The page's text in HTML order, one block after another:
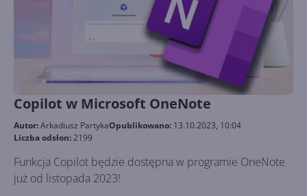
Copilot w Microsoft OneNote
Autor:Arkadiusz PartykaOpublikowano: 13.10.2023, 10:04
Liczba odsłon:2199
Funkcja Copilot będzie dostępna w programie OneNote
już od listopada 2023!